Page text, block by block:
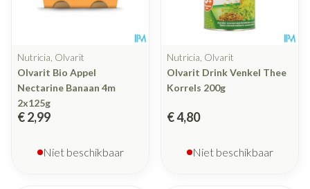
Nutricia, Olvarit
Olvarit Bio Appel
Nectarine Banaan 4m
2x125g
€ 2,99
Niet beschikbaar
Nutricia, Olvarit
Olvarit Drink Venkel Thee
Korrels 200g
€ 4,80
Niet beschikbaar